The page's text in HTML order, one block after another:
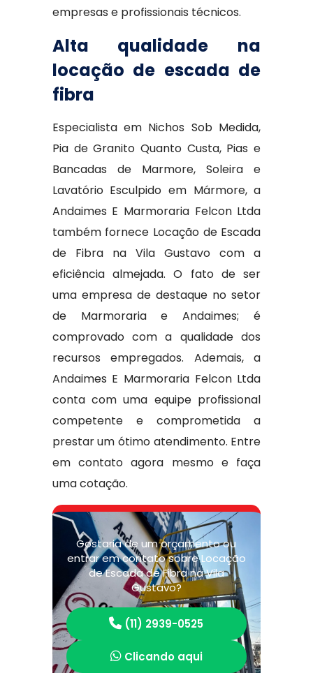
empresas e profissionais técnicos.
Alta qualidade na
locação de escada de
fibra
Especialista em Nichos Sob Medida,
Pia de Granito Quanto Custa, Pias e
Bancadas de Marmore, Soleira e
Lavatório Esculpido em Mármore, a
Andaimes E Marmoraria Felcon Ltda
também fornece Locação de Escada
de Fibra na Vila Gustavo com a
eficiência almejada. O fato de ser
uma empresa de destaque no setor
de Marmoraria e Andaimes; é
comprovado com a qualidade dos
recursos empregados. Ademais, a
Andaimes E Marmoraria Felcon Ltda
conta com uma equipe profissional
competente e comprometida a
prestar um ótimo atendimento. Entre
em contato agora mesmo e faça
uma cotação.
Gostaria de um orçamento ou
entrar em contato sobre Locação
de Escada de Fibra na Vila
Gustavo?
(11) 2939-0525
Clicando aqui